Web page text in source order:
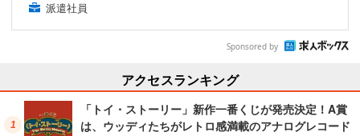
派遣社員
Sponsored by
アクセスランキング
「トイ・ストーリー」新作一番くじが発売決定！A賞
は、ウッディたちがレトロ感満載のアナログレコード